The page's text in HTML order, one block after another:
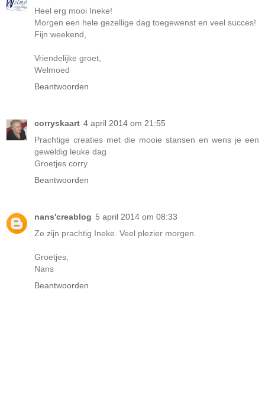
Heel erg mooi Ineke!
Morgen een hele gezellige dag toegewenst en veel succes!
Fijn weekend,
Vriendelijke groet,
Welmoed
Beantwoorden
corryskaart 4 april 2014 om 21:55
Prachtige creaties met die mooie stansen en wens je een
geweldig leuke dag
Groetjes corry
Beantwoorden
nans'creablog 5 april 2014 om 08:33
Ze zijn prachtig Ineke. Veel plezier morgen.
Groetjes,
Nans
Beantwoorden